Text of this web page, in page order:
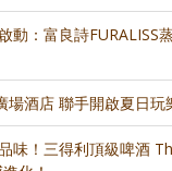
動：富良詩FURALISS
酒店 聯手開啟夏日玩
味！三得利頂級啤酒